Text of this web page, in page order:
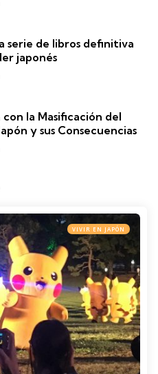
serie de libros definitiva
japonés
con la Masificación del
y sus Consecuencias
VIVIR EN JAPÓN